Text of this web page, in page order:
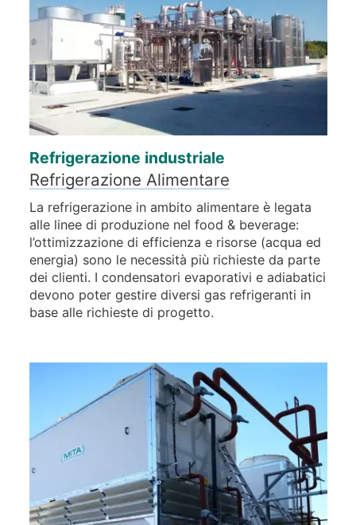
Refrigerazione industriale
Refrigerazione Alimentare
La refrigerazione in ambito alimentare è legata
alle linee di produzione nel food & beverage:
l’ottimizzazione di efficienza e risorse (acqua ed
energia) sono le necessità più richieste da parte
dei clienti. I condensatori evaporativi e adiabatici
devono poter gestire diversi gas refrigeranti in
base alle richieste di progetto.